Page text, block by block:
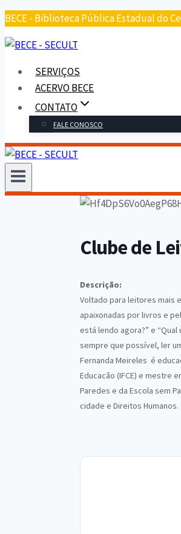
Pular
para
o
conteúdo
BECE - Biblioteca Pública Estadual do
SERVIÇOS
ACERVO BECE
CONTATO
FALE CONOSCO
Clube de
Descrição:
Voltado para leitores mais
apaixonadas por livros e
está lendo agora?” e
sempre que possível, ler
Fernanda Meireles é
Educacão (IFCE) e mestre
Paredes e da Escola sem
cidade e Direitos